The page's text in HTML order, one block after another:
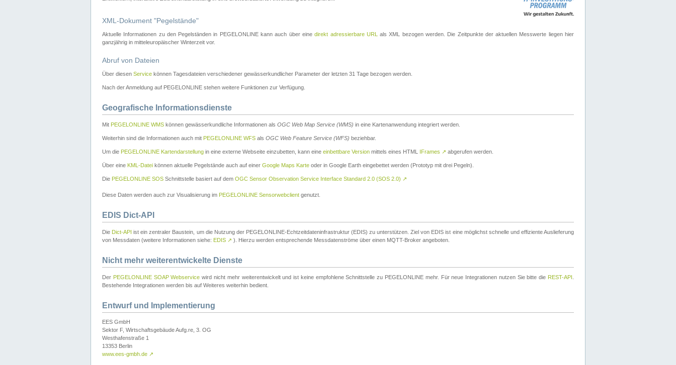
XML-Dokument "Pegelstände"
Aktuelle Informationen zu den Pegelständen in PEGELONLINE kann auch über einedirekt adressierbare URL
als XML bezogen werden. Die Zeitpunkte der aktuellen Messwerte liegen hier
ganzjährig in mitteleuropäischer Winterzeit vor.
Abruf von Dateien
Über diesen Service können Tagesdateien verschiedener gewässerkundlicher Parameter der letzten 31 Tage bezogen werden.
Nach der Anmeldung auf PEGELONLINE stehen weitere Funktionen zur Verfügung.
Geografische Informationsdienste
Mit PEGELONLINE WMS können gewässerkundliche Informationen als OGC Web Map Service (WMS) in eine Kartenanwendung integriert werden.
Weiterhin sind die Informationen auch mit PEGELONLINE WFS als OGC Web Feature Service (WFS) beziehbar.
Um die PEGELONLINE Kartendarstellung in eine externe Webseite einzubetten, kann eine einbettbare Version mittels eines HTML IFrames ↗ abgerufen werden.
Über eine KML-Datei können aktuelle Pegelstände auch auf einer Google Maps Karte oder in Google Earth eingebettet werden (Prototyp mit drei Pegeln).
Die PEGELONLINE SOS Schnittstelle basiert auf dem OGC Sensor Observation Service Interface Standard 2.0 (SOS 2.0) ↗
Diese Daten werden auch zur Visualisierung im PEGELONLINE Sensorwebclient genutzt.
EDIS Dict-API
Die Dict-API ist ein zentraler Baustein, um die Nutzung der PEGELONLINE-Echtzeitdateninfrastruktur (EDIS) zu unterstützen. Ziel von EDIS ist eine möglichst schnelle und effiziente Auslieferung
von Messdaten (weitere Informationen siehe: EDIS ↗ ). Hierzu werden entsprechende Messdatenströme über einen MQTT-Broker angeboten.
Nicht mehr weiterentwickelte Dienste
Der PEGELONLINE SOAP Webservice wird nicht mehr weiterentwickelt und ist keine empfohlene Schnittstelle zu PEGELONLINE mehr. Für neue Integrationen nutzen Sie bitte die REST-API
Bestehende Integrationen werden bis auf Weiteres weiterhin bedient.
Entwurf und Implementierung
EES GmbH
Sektor F, Wirtschaftsgebäude Aufg.re, 3. OG
Westhafenstraße 1
13353 Berlin
www.ees-gmbh.de ↗